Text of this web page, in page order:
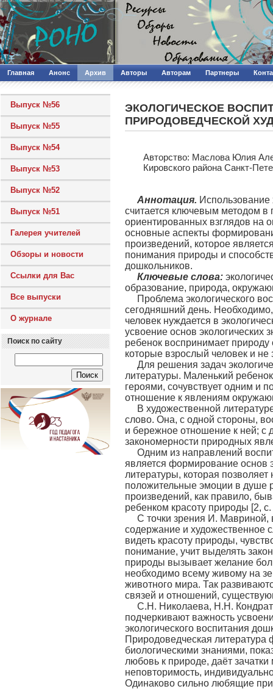
Главная Анонс Архив Авторы Авторам Партнеры
Выпуск №56
Выпуск №55
Выпуск №54
Выпуск №53
Выпуск №52
Выпуск №51
Галерея учителей
Обзоры и новости
Ссылки для Вас
Все выпуски
О журнале
Поиск по сайту
ЭКОЛОГИЧЕСКОЕ
ПРИРОДОВЕДЧЕСКОЙ
Авторcтво: Маслова Юлия
Кировского района Санкт-
Аннотация.
считается ключевым методом в
ориентированных взглядов на
основные аспекты
произведений, которое
понимания природы и
дошкольников.
Ключевые слова:
образование, природа,
Проблема экологического
сегодняшний день.
человек нуждается в
усвоение основ экологических
ребенок воспринимает
которые взрослый человек и не
Для решения задач
литературы. Маленький
героями, сочувствует одним и
отношение к явлениям
В художественной
слово. Она, с одной стороны,
и бережное отношение к ней; с
закономерности природных
Одним из направлений
является формирование основ
литературы, которая
положительные эмоции в душе
произведений, как правило,
ребенком красоту природы [2, с.
С точки зрения И. Мавриной,
содержание и художественное
видеть красоту природы,
понимание, учит выделять
природы вызывает желание
необходимо всему живому на
животного мира. Так
связей и отношений,
С.Н. Николаева, Н.Н.
подчеркивают важность
экологического воспитания
Природоведческая литература
биологическими знаниями,
любовь к природе, даёт
неповторимость,
Одинаково сильно любящие